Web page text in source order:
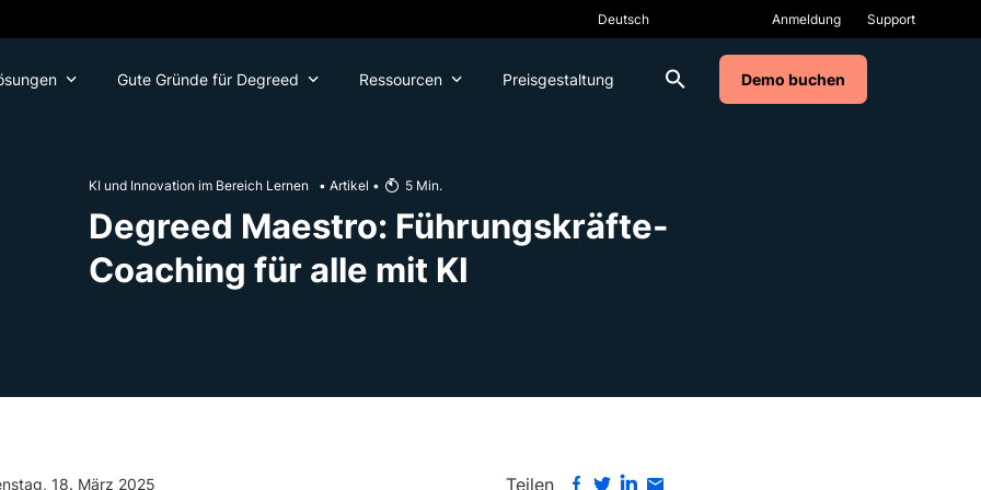
Anmeldung Support
Gute Gründe für Degreed Ressourcen Preisgestaltung Demo buchen
KI und Innovation im Bereich Lernen • Artikel • 5 Min.
Degreed Maestro: Führungskräfte-
Coaching für alle mit KI
18. März 2025 Teilen